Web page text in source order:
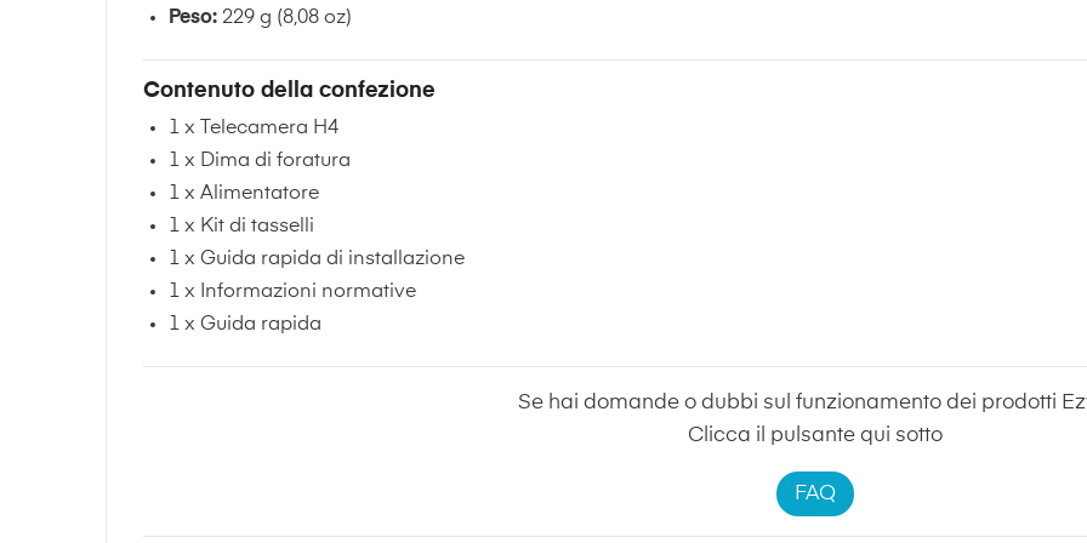
Peso:229 g (8,08 oz)
Contenuto della confezione
1 x Telecamera H4
1 x Dima di foratura
1 x Alimentatore
1 x Kit di tasselli
1 x Guida rapida di installazione
1 x Informazioni normative
1 x Guida rapida
Se hai domande o dubbi sul funzionamento dei prodotti
Clicca il pulsante qui sotto
FAQ